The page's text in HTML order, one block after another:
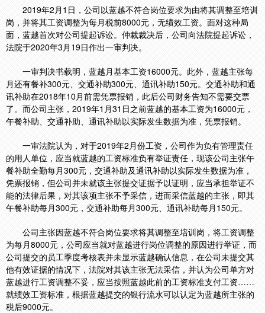
2019年2月1日，公司以蓝越不符合岗位要求为由将其调整至培训
岗，并将其工资调整为每月税前8000元，无绩效工资。面对这种局
面，蓝越首次对公司提起诉讼。仲裁裁决后，公司向法院提起诉讼，
法院于2020年3月19日作出一审判决。
一审判决书载明，蓝越月基本工资16000元。此外，蓝越主张每
月还有餐补300元、交通补助300元、通讯补助150元。交通补助和通
讯补助在2018年10月前需凭票报销，此后公司财务告知不需要交票
了。而公司主张，2019年1月31日之前蓝越的基本工资为16000元，
午餐补助、交通补助、通讯补助以实际发生数据为准，凭票报销。
一审法院认为，对于2019年2月份工资，公司作为负有管理责任
的用人单位，应当就蓝越的工资标准负有举证责任，现该公司主张午
餐补助全勤每月300元，交通补助及通讯补助以实际发生数据为准，
凭票报销，但公司并未就该主张提交证据予以证明，应当承担举证不
能的法律后果，对其该项主张不予采信，进而采信蓝越的主张，即其
午餐补助每月300元，交通补助每月300元、通讯补助每月150元。
公司主张因蓝越不符合岗位要求将其调整至培训岗，将工资调整
为每月8000元，公司应当就对蓝越进行岗位调整的原因进行举证，而
公司提交的员工季度考核表并未显示蓝越确认信息，在公司未提交其
他有效证据的情况下，法院对其该主张无法采信，并认为公司单方对
蓝越进行工资调整不妥，应当按照蓝越此前的工资标准支付工资……
就绩效工资标准，根据蓝越提交的银行流水可以认定为蓝越所主张的
税后9000元。